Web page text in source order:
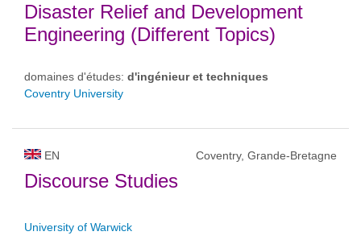
Disaster Relief and Development
Engineering (Different Topics)
domaines d'études: d'ingénieur et techniques
Coventry University
EN Coventry, Grande-Bretagne
Discourse Studies
University of Warwick